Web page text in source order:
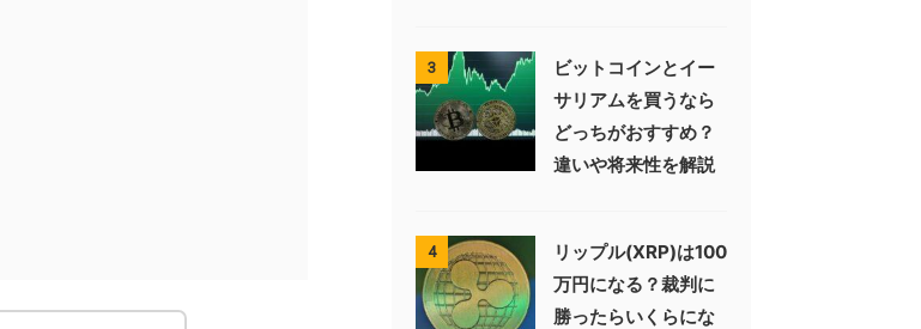
3
ビットコインとイー
サリアムを買うなら
どっちがおすすめ？
違いや将来性を解説
4
リップル(XRP)は100
万円になる？裁判に
勝ったらいくらにな